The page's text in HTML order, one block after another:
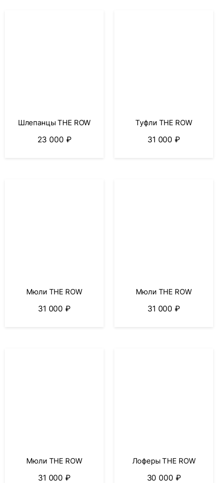
Шлепанцы THE ROW
23 000 ₽
Туфли THE ROW
31 000₽
Мюли THE ROW
31 000₽
Мюли THE ROW
31 000₽
Мюли THE ROW
31 000₽
Лоферы THE ROW
30 000 ₽